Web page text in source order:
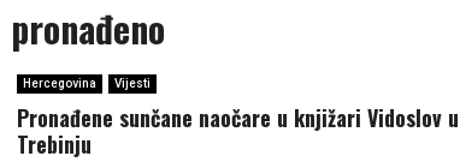
pronađeno
Hercegovina Vijesti
Pronađene sunčane naočare u knjižari Vidoslov u
Trebinju